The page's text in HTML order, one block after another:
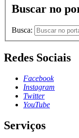
Buscar no
Busca:
Redes Sociais
Facebook
Instagram
Twitter
YouTube
Serviços